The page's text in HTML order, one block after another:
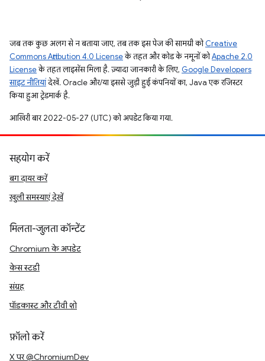
जब तक कुछ अलग से न बताया जाए, तब तक इस पेज की सामग्री कोCreative
Commons Attribution 4.0 Licenseके तहत और कोड के नमूनों कोApache 2.0
Licenseके तहत लाइसेंस मिला है. ज़्यादा जानकारी के लिए, Google Developers
साइट नीतियांदेखें. Oracle और/या इससे जुड़ी हुई कंपनियों का, Java एक रजिस्टर
किया हुआ ट्रेडमार्क है.
आखिरी बार 2022-05-27 (UTC) को अपडेट किया गया.
सहयोग करें
बग दायर करें
खुली समस्याएं देखें
मिलता-जुलता कॉन्टेंट
Chromium के अपडेट
केस स्टडी
संग्रह
पॉडकास्ट और टीवी शो
फ़ॉलो करें
X पर @ChromiumDev